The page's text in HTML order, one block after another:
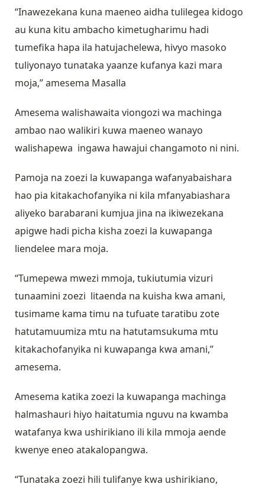
“Inawezekana kuna maeneo aidha tulilegea kidogo
au kuna kitu ambacho kimetugharimu hadi
tumefika hapa ila hatujachelewa, hivyo masoko
tuliyonayo tunataka yaanze kufanya kazi mara
moja,” amesema Masalla
Amesema walishawaita viongozi wa machinga
ambao nao walikiri kuwa maeneo wanayo
walishapewa ingawa hawajui changamoto ni nini.
Pamoja na zoezi la kuwapanga wafanyabaishara
hao pia kitakachofanyika ni kila mfanyabiashara
aliyeko barabarani kumjua jina na ikiwezekana
apigwe hadi picha kisha zoezi la kuwapanga
liendelee mara moja.
“Tumepewa mwezi mmoja, tukiutumia vizuri
tunaamini zoezi litaenda na kuisha kwa amani,
tusimame kama timu na tufuate taratibu zote
hatutamuumiza mtu na hatutamsukuma mtu
kitakachofanyika ni kuwapanga kwa amani,”
amesema.
Amesema katika zoezi la kuwapanga machinga
halmashauri hiyo haitatumia nguvu na kwamba
watafanya kwa ushirikiano ili kila mmoja aende
kwenye eneo atakalopangwa.
“Tunataka zoezi hili tulifanye kwa ushirikiano,